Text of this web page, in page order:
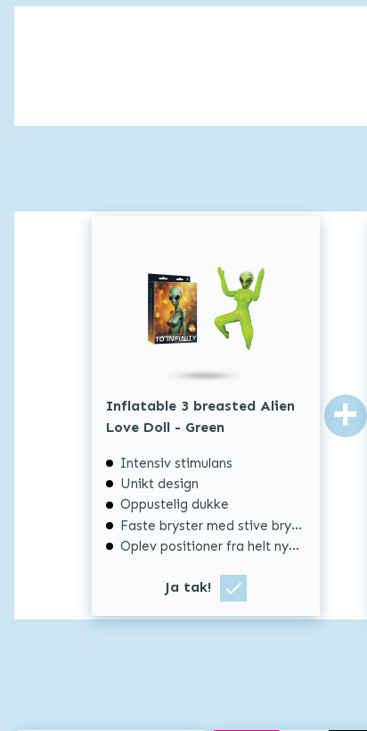
Inflatable 3 breasted Alien
Love Doll - Green
Intensiv stimulans
Unikt design
Oppustelig dukke
Faste bryster med stive brystvorter
Oplev positioner fra helt nye vinkler
Ja tak!
+